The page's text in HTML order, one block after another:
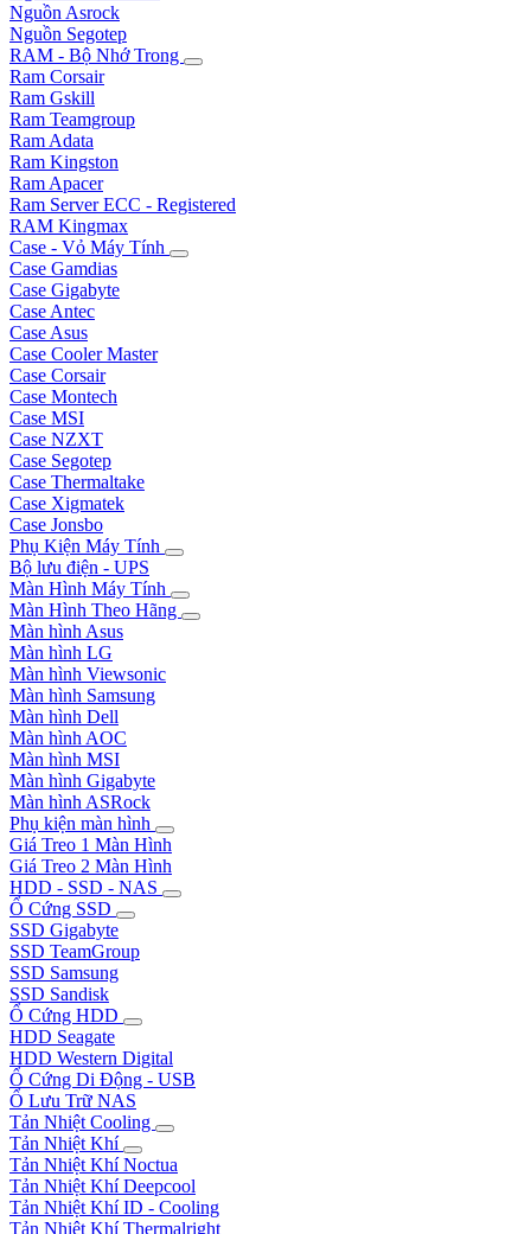
Nguồn Asrock
Nguồn Segotep
RAM - Bộ Nhớ Trong
Ram Corsair
Ram Gskill
Ram Teamgroup
Ram Adata
Ram Kingston
Ram Apacer
Ram Server ECC - Registered
RAM Kingmax
Case - Vỏ Máy Tính
Case Gamdias
Case Gigabyte
Case Antec
Case Asus
Case Cooler Master
Case Corsair
Case Montech
Case MSI
Case NZXT
Case Segotep
Case Thermaltake
Case Xigmatek
Case Jonsbo
Phụ Kiện Máy Tính
Bộ lưu điện - UPS
Màn Hình Máy Tính
Màn Hình Theo Hãng
Màn hình Asus
Màn hình LG
Màn hình Viewsonic
Màn hình Samsung
Màn hình Dell
Màn hình AOC
Màn hình MSI
Màn hình Gigabyte
Màn hình ASRock
Phụ kiện màn hình
Giá Treo 1 Màn Hình
Giá Treo 2 Màn Hình
HDD - SSD - NAS
Ổ Cứng SSD
SSD Gigabyte
SSD TeamGroup
SSD Samsung
SSD Sandisk
Ổ Cứng HDD
HDD Seagate
HDD Western Digital
Ổ Cứng Di Động - USB
Ổ Lưu Trữ NAS
Tản Nhiệt Cooling
Tản Nhiệt Khí
Tản Nhiệt Khí Noctua
Tản Nhiệt Khí Deepcool
Tản Nhiệt Khí ID - Cooling
Tản Nhiệt Khí Thermalright